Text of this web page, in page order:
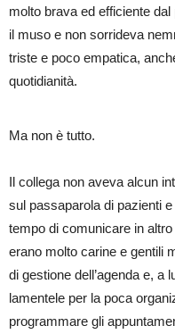
molto brava ed efficiente
il muso e non sorrideva
triste e poco empatica,
quotidianità.
Ma non è tutto.
Il collega non aveva alcun
sul passaparola di pazienti
tempo di comunicare in
erano molto carine e gentili
di gestione dell’agenda e, a
lamentele per la poca
programmare gli